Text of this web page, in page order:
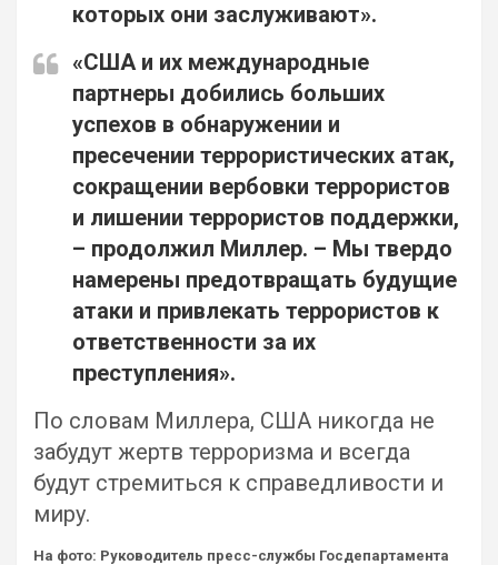
которых они заслуживают».
«США и их международные
партнеры добились больших
успехов в обнаружении и
пресечении террористических атак,
сокращении вербовки террористов
и лишении террористов поддержки,
– продолжил Миллер. – Мы твердо
намерены предотвращать будущие
атаки и привлекать террористов к
ответственности за их
преступления».
По словам Миллера, США никогда не
забудут жертв терроризма и всегда
будут стремиться к справедливости и
миру.
На фото: Руководитель пресс-службы Госдепартамента